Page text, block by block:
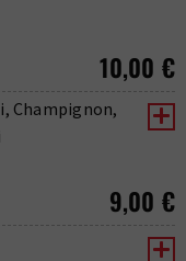
10,00 €
Champignon,
9,00 €